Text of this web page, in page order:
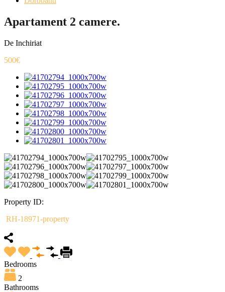
Apartament 2 camere.
De Inchiriat
500€
Property ID:
RH-18971-property
Bedrooms
2
Bathrooms